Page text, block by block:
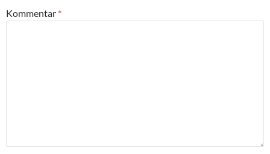
Kommentar *